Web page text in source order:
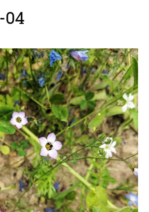
04